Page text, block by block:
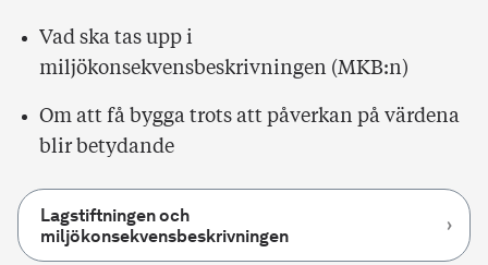
Vad ska tas upp i
miljökonsekvensbeskrivningen (MKB:n)
Om att få bygga trots att påverkan på värdena
blir betydande
Lagstiftningen och
miljökonsekvensbeskrivningen